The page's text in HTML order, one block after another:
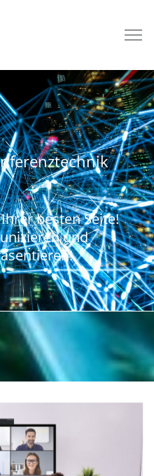
besten Seite!
und